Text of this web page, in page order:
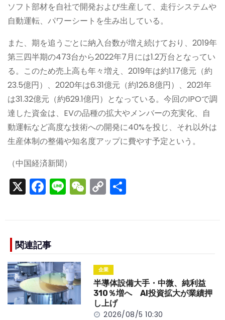
ソフト部材を自社で開発および生産して、走行システムや
自動運転、パワーシートを生み出している。
また、期を追うごとに納入台数が増え続けており、2019年
第三四半期の473台から2022年7月には1.2万台となってい
る。このため売上高も年々増え、2019年は約1.17億元（約
23.5億円）、2020年は6.31億元（約126.8億円）、2021年
は31.32億元（約629.1億円）となっている。今回のIPOで調
達した資金は、EVの品種の拡大やメンバーの充実化、自
動運転など高度な技術への開発に40%を投じ、それ以外は
生産体制の整備や知名度アップに費やす予定という。
（中国経済新聞）
X F
a
e
b
o
o
k
Li
n
W
e
C
o
n
k
関連記事
企業
半導体設備大手・中微、純利益
310％増へ AI投資拡大が業績押
し上げ
2026/08/5 10:30